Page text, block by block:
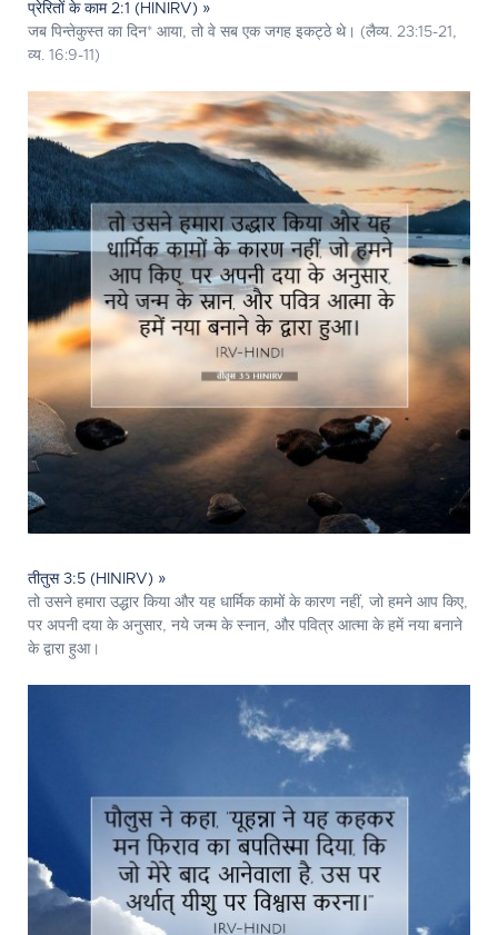
प्रेरितों के काम 2:1 (HINIRV) »
जब पिन्तेकुस्त का दिन* आया, तो वे सब एक जगह इकट्ठे थे। (लैव्य. 23:15-21,
व्य. 16:9-11)
तीतुस 3:5 (HINIRV) »
तो उसने हमारा उद्धार किया और यह धार्मिक कामों के कारण नहीं, जो हमने आप किए,
पर अपनी दया के अनुसार, नये जन्म के स्नान, और पवित्र आत्मा के हमें नया बनाने
के द्वारा हुआ।